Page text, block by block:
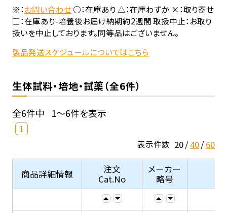
※：お問い合わせ○：在庫あり △：在庫わずか ×：取り寄せ
□：在庫あり-培養後お届け納期約2週間 取扱中止：お取り
扱いを中止しております。同等品はございません。
製品発送スケジュールについてはこちら
生体試料・培地・試薬（全6件）
全6件中 1～6件を表示
1
表示件数 20 40 60
商品詳細情報
注文
Cat.No
メーカー
略号